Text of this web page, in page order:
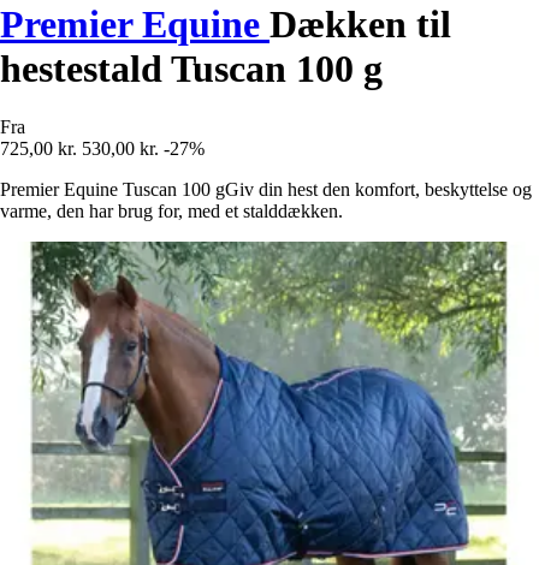
Premier Equine Dækken til
hestestald Tuscan 100 g
Fra
725,00 kr. 530,00 kr. -27%
Premier Equine Tuscan 100 gGiv din hest den komfort, beskyttelse og
varme, den har brug for, med et stalddækken.